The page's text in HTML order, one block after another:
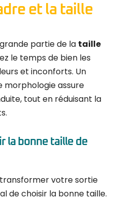
et la taille
partie de la taille
le temps de bien les
et inconforts. Un
assure
tout en réduisant la
la bonne taille de
votre sortie
de choisir la bonne taille.